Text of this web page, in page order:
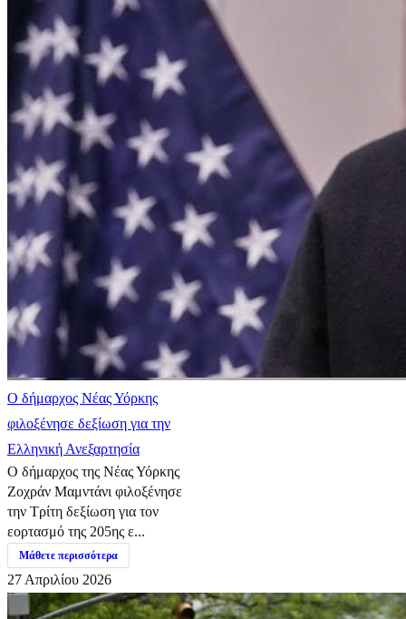
Ο δήμαρχος Νέας Υόρκης
φιλοξένησε δεξίωση για την
Ελληνική Ανεξαρτησία
Ο δήμαρχος της Νέας Υόρκης
Ζοχράν Μαμντάνι φιλοξένησε
την Τρίτη δεξίωση για τον
εορτασμό της 205ης ε...
Μάθετε περισσότερα
27 Απριλίου 2026